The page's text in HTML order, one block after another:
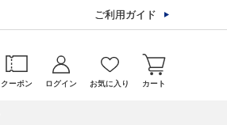
ご利用ガイド
クーポン ログイン お気に入り カート